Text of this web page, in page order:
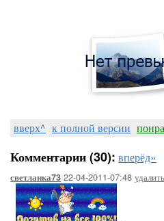
вверх^ к полной версии
Комментарии (30): вперёд»
светланка73 22-04-2011-07:48 удалить